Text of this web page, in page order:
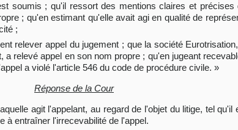
soumis ; qu'il ressort des mentions claires et
; qu'en estimant qu'elle avait agi en qualité de
;
relever appel du jugement ; que la société
relevé appel en son nom propre ; qu'en jugeant
a violé l'article 546 du code de procédure civile. »
Réponse de la Cour
agit l'appelant, au regard de l'objet du litige, tel
à entraîner l'irrecevabilité de l'appel.